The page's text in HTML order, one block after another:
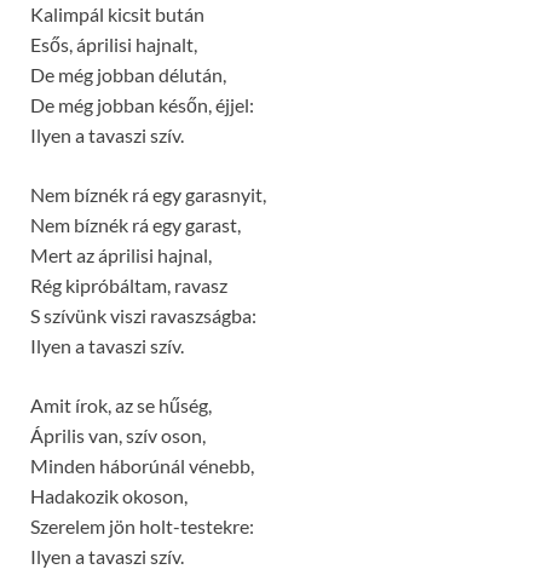
Kalimpál kicsit bután
Esős, áprilisi hajnalt,
De még jobban délután,
De még jobban későn, éjjel:
Ilyen a tavaszi szív.
Nem bíznék rá egy garasnyit,
Nem bíznék rá egy garast,
Mert az áprilisi hajnal,
Rég kipróbáltam, ravasz
S szívünk viszi ravaszságba:
Ilyen a tavaszi szív.
Amit írok, az se hűség,
Április van, szív oson,
Minden háborúnál vénebb,
Hadakozik okoson,
Szerelem jön holt-testekre:
Ilyen a tavaszi szív.